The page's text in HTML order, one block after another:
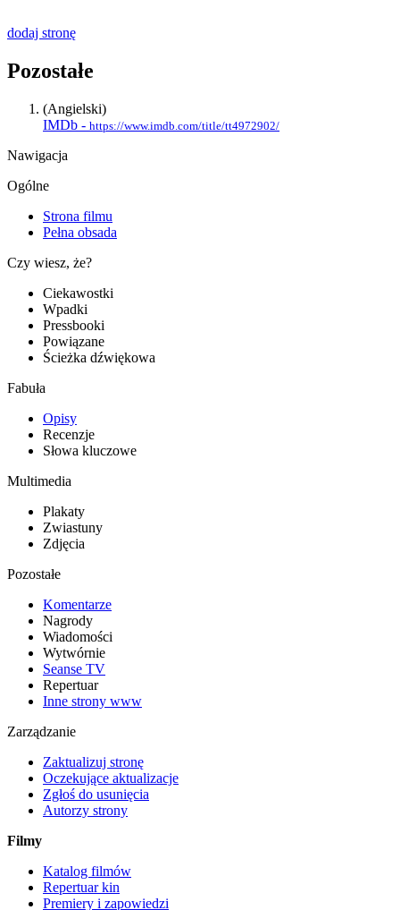
dodaj stronę
Pozostałe
(Angielski)
IMDb - https://www.imdb.com/title/tt4972902/
Nawigacja
Ogólne
Strona filmu
Pełna obsada
Czy wiesz, że?
Ciekawostki
Wpadki
Pressbooki
Powiązane
Ścieżka dźwiękowa
Fabuła
Opisy
Recenzje
Słowa kluczowe
Multimedia
Plakaty
Zwiastuny
Zdjęcia
Pozostałe
Komentarze
Nagrody
Wiadomości
Wytwórnie
Seanse TV
Repertuar
Inne strony www
Zarządzanie
Zaktualizuj stronę
Oczekujące aktualizacje
Zgłoś do usunięcia
Autorzy strony
Filmy
Katalog filmów
Repertuar kin
Premiery i zapowiedzi